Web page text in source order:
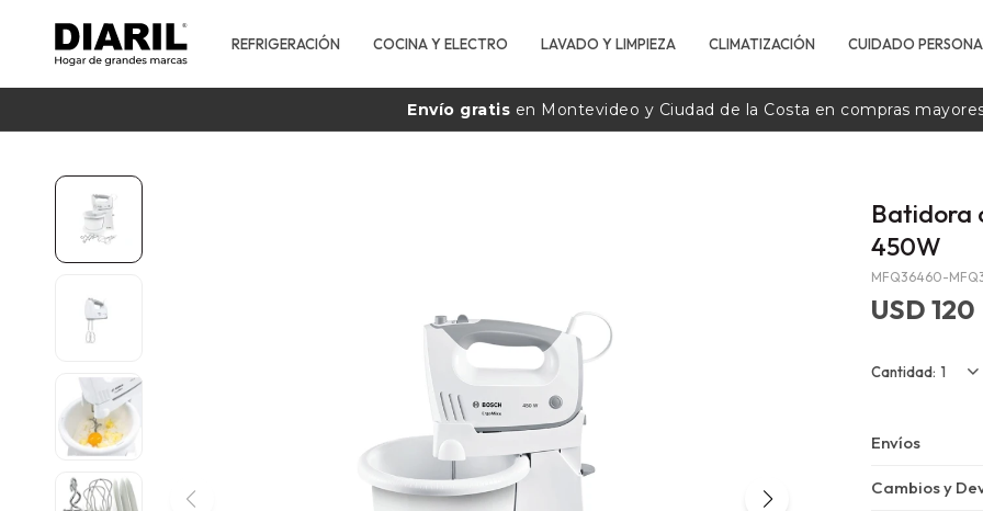
REFRIGERACIÓN COCINA Y ELECTRO LAVADO Y LIMPIEZA CLIMATIZACIÓN CUIDADO
Envío gratis en Montevideo y Ciudad de la Costa en compras
Batidora
450W
MFQ36460-
USD 120
1
Envíos
Cambios y